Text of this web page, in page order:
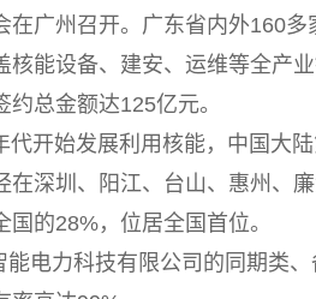
在广州召开。广东省内外160
核能设备、建安、运维等全产
总金额达125亿元。
代开始发展利用核能，中国大
在深圳、阳江、台山、惠州、
国的28%，位居全国首位。
能电力科技有限公司的同期类